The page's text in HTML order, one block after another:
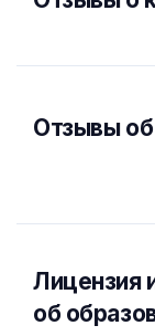
Отзывы об
Лицензия
об